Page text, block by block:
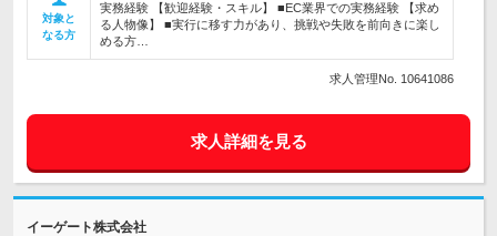
対象と
なる方
実務経験 【歓迎経験・スキル】 ■EC業界での実務経験 【求め
る人物像】 ■実行に移す力があり、挑戦や失敗を前向きに楽し
める方…
求人管理No. 10641086
求人詳細を見る
イーゲート株式会社